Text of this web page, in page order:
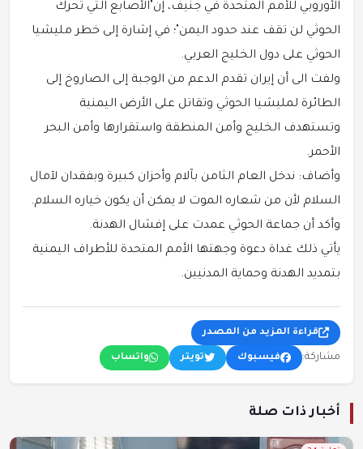
الأوروبي للأمم المتحدة في جنيف، إن"الأصابع التي تحرك
الحوثي لن تقف عند حدود اليمن"؛ في إشارة إلى خطر مليشيا
الحوثي على دول الخليج العربي.
ولفت الى أن إيران تقدم الدعم من الوجبة إلى الصاروخ إلى
الطائرة لمليشيا الحوثي وتقاتل على الأرض اليمنية
وتستهدف الخليج وأمن المنطقة واستقرارها وأمن البحر
الأحمر.
وأضاف: ندخل العام الثامن بآلام وأحزان كبيرة وبفقدان لآمال
السلام لأن من شعاره الموت لا يمكن أن يكون خياره السلام.
وأكد أن جماعة الحوثي عمدت على إفشال الهدنة.
يأتي ذلك غداة دعوة وجهتها الأمم المتحدة للأطراف اليمنية
بتمديد الهدنة وحماية المدنيين.
قراءة المزيد من المصدر
مشاركة: فيسبوك تويتر واتساب
أخبار ذات صلة